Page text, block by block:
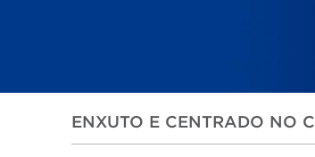
ENXUTO E CENTRADO NO